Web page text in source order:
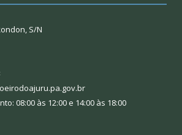
S/N
08:00 às 12:00 e 14:00 às 18:00